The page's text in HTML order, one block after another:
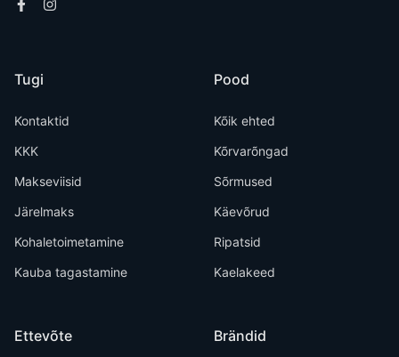
Tugi
Kontaktid
KKK
Makseviisid
Järelmaks
Kohaletoimetamine
Kauba tagastamine
Ettevõte
Pood
Kõik ehted
Kõrvarõngad
Sõrmused
Käevõrud
Ripatsid
Kaelakeed
Brändid